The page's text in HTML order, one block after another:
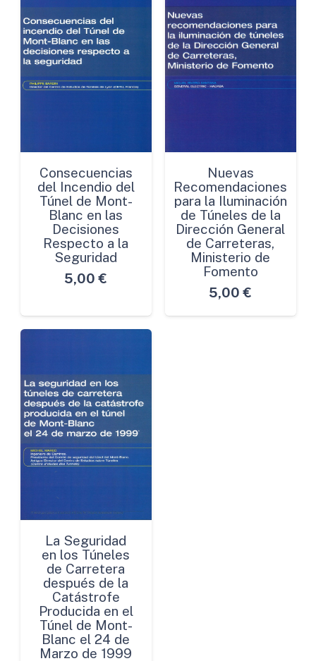
Consecuencias
del Incendio del
Túnel de Mont-
Blanc en las
Decisiones
Respecto a la
Seguridad
5,00 €
Nuevas
Recomendaciones
para la Iluminación
de Túneles de la
Dirección General
de Carreteras,
Ministerio de
Fomento
5,00 €
La Seguridad
en los Túneles
de Carretera
después de la
Catástrofe
Producida en el
Túnel de Mont-
Blanc el 24 de
Marzo de 1999